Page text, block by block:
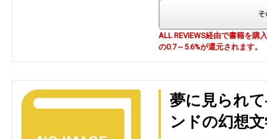
ALL REVIEWS経由で書籍を購
の0.7～5.6%が還元されます。
夢に見られ
ンドの幻想